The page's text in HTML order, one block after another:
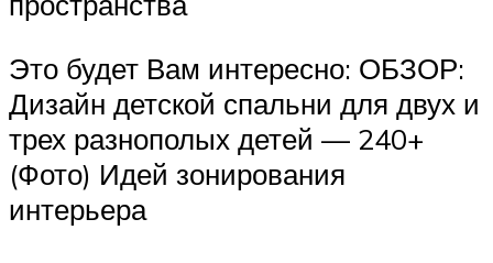
Это будет Вам интересно: ОБЗОР:
Дизайн детской спальни для двух и
трех разнополых детей — 240+
(Фото) Идей зонирования
интерьера